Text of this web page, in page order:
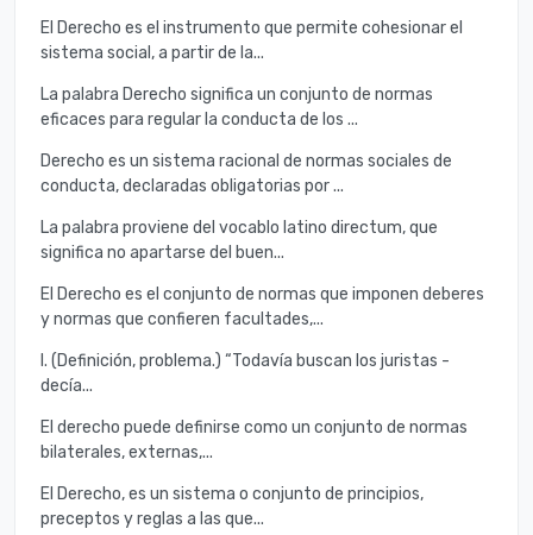
El Derecho es el instrumento que permite cohesionar el
sistema social, a partir de la...
La palabra Derecho significa un conjunto de normas
eficaces para regular la conducta de los ...
Derecho es un sistema racional de normas sociales de
conducta, declaradas obligatorias por ...
La palabra proviene del vocablo latino directum, que
significa no apartarse del buen...
El Derecho es el conjunto de normas que imponen deberes
y normas que confieren facultades,...
I. (Definición, problema.) “Todavía buscan los juristas -
decía...
El derecho puede definirse como un conjunto de normas
bilaterales, externas,...
El Derecho, es un sistema o conjunto de principios,
preceptos y reglas a las que...